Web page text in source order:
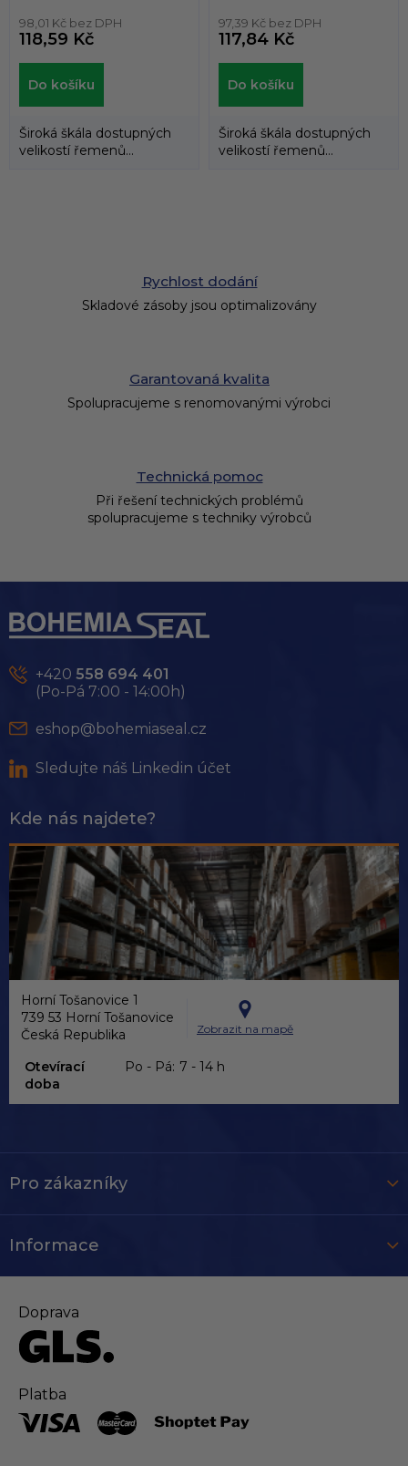
98,01 Kč bez DPH
118,59 Kč
Do košíku
Široká škála dostupných
velikostí řemenů
97,39 Kč bez DPH
117,84 Kč
Do košíku
Široká škála dostupných
velikostí řemenů
Rychlost dodání
Skladové zásoby jsou optimalizovány
Garantovaná kvalita
Spolupracujeme s renomovanými výrobci
Technická pomoc
Při řešení technických problémů
spolupracujeme s techniky výrobců
p
+420 558 694 401
(Po-Pá 7:00 - 14:00h)
eshop@bohemiaseal.cz
Sledujte náš Linkedin účet
Pro zákazníky
Informace
Kde nás najdete?
Horní Tošanovice 1
739 53 Horní Tošanovice
Česká Republika
Zobrazit na mapě
Otevírací
doba
Po - Pá: 7 - 14 h
Doprava
Platba